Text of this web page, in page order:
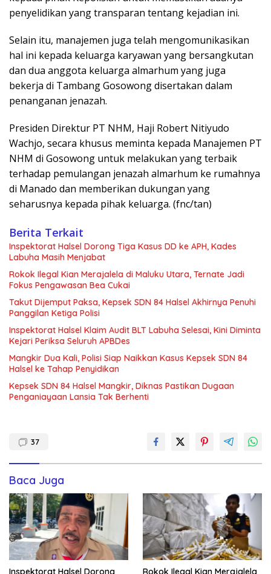
penyelidikan yang transparan tentang kejadian ini.
Selain itu, manajemen juga telah mengomunikasikan
hal ini kepada keluarga karyawan yang bersangkutan
dan dua anggota keluarga almarhum yang juga
bekerja di Tambang Gosowong disertakan dalam
penanganan jenazah.
Presiden Direktur PT NHM, Haji Robert Nitiyudo
Wachjo, secara khusus meminta kepada Manajemen PT
NHM di Gosowong untuk melakukan yang terbaik
terhadap pemulangan jenazah almarhum ke rumahnya
di Manado dan memberikan dukungan yang
seharusnya kepada pihak keluarga. (fnc/tan)
Berita Terkait
Inspektorat Halsel Dorong Tiga Kasus DD ke APH, Kades
Labuha Masih Menjabat
Rokok Ilegal Kian Merajalela di Maluku Utara, Ternate Jadi
Fokus Pengawasan Bea Cukai
Takut Dijemput Paksa, Kepsek SDN 84 Halsel Akhirnya Penuhi
Panggilan Ketiga Polisi
Inspektorat Halsel Klaim Audit BLT Labuha Selesai, Kini Diminta
Kejari Periksa Seluruh APBDes
Mangkir Dua Kali, Polisi Siap Naikkan Kasus Kepsek SDN 84
Halsel ke Tahap Penyidikan
Kepsek SDN 84 Halsel Mangkir, Diknas Pastikan Dugaan
Penganiayaan Lansia Tak Berhenti
37
Baca Juga